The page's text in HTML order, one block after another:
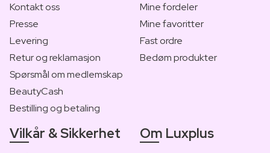
Kontakt oss
Presse
Levering
Retur og reklamasjon
Spørsmål om medlemskap
BeautyCash
Bestilling og betaling
Mine fordeler
Mine favoritter
Fast ordre
Bedøm produkter
Vilkår & Sikkerhet Om Luxplus